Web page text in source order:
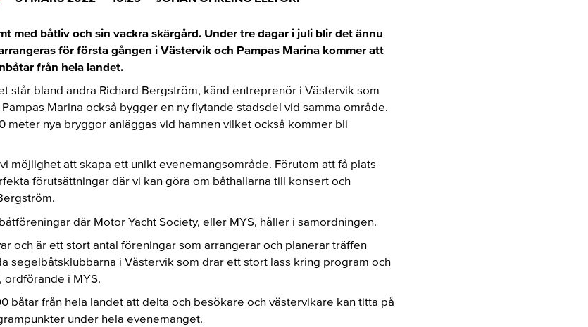
med båtliv och sin vackra skärgård. Under tre dagar i juli blir det ännu
för första gången i Västervik och Pampas Marina kommer att
från hela landet.
står bland andra Richard Bergström, känd entreprenör i Västervik som
Marina också bygger en ny flytande stadsdel vid samma område.
meter nya bryggor anläggas vid hamnen vilket också kommer bli
möjlighet att skapa ett unikt evenemangsområde. Förutom att få plats
förutsättningar där vi kan göra om båthallarna till konsert och
där Motor Yacht Society, eller MYS, håller i samordningen.
och är ett stort antal föreningar som arrangerar och planerar träffen
segelbåtsklubbarna i Västervik som drar ett stort lass kring program och
ordförande i MYS.
båtar från hela landet att delta och besökare och västervikare kan titta på
under hela evenemanget.